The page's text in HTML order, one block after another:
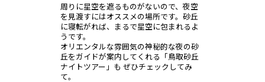
周りに星空を遮るものがないので、夜空
を見渡すにはオススメの場所です。砂丘
に寝転がれば、まるで星空に包まれるよ
うです。
オリエンタルな雰囲気の神秘的な夜の砂
丘をガイドが案内してくれる「鳥取砂丘
ナイトツアー」も ぜひチェックしてみ
て。